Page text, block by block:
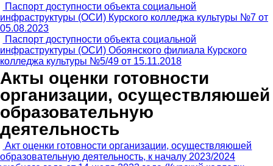
Паспорт доступности объекта социальной
инфраструктуры (ОСИ) Курского колледжа культуры №7 от
05.08.2023
Паспорт доступности объекта социальной
инфраструктуры (ОСИ) Обоянского филиала Курского
колледжа культуры №5/49 от 15.11.2018
Акты оценки готовности
организации, осуществляюшей
образовательную
деятельность
Акт оценки готовности организации, осуществляюшей
образовательную деятельность, к началу 2023/2024